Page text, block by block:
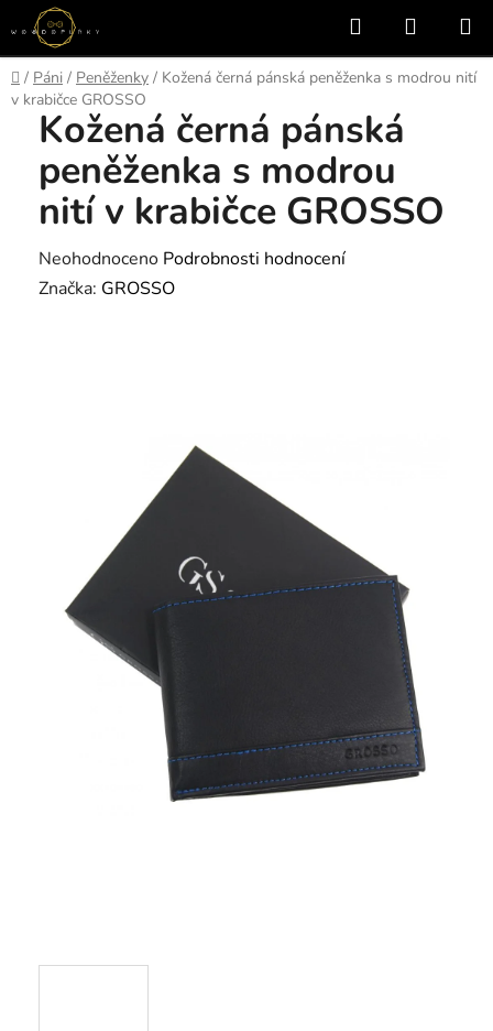
Přejít
na
obsah
Hledat
KOŠÍK
Domů
/ Páni / Peněženky / Kožená černá pánská peněženka s modrou nití
v krabičce GROSSO
Kožená černá pánská
peněženka s modrou
nití v krabičce GROSSO
Průměrné
hodnocení
Neohodnoceno Podrobnosti hodnocení
Značka: GROSSO